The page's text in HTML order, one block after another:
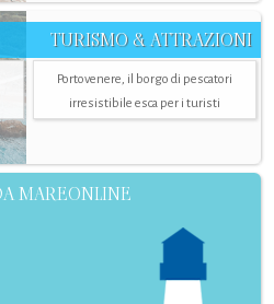
TURISMO & ATTRAZIONI
Portovenere, il borgo di pescatori
irresistibile esca per i turisti
MAREONLINE